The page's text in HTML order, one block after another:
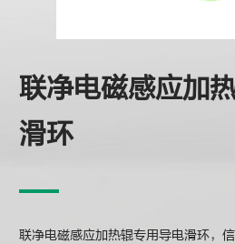
联净电磁感应加
滑环
联净电磁感应加热辊专用导电滑环，